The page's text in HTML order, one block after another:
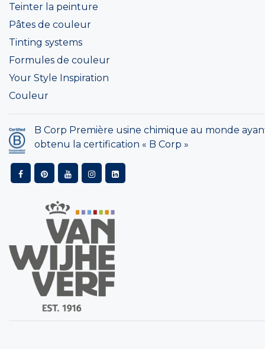
Teinter la peinture
Pâtes de couleur
Tinting systems
Formules de couleur
Your Style Inspiration
Couleur
B Corp Première usine chimique au monde
obtenu la certification « B Corp »